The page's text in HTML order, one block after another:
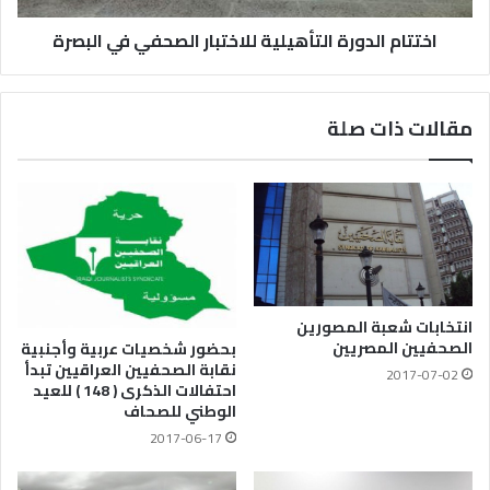
اختتام الدورة التأهيلية للاختبار الصحفي في البصرة
مقالات ذات صلة
انتخابات شعبة المصورين
الصحفيين المصريين
2017-07-02
بحضور شخصيات عربية وأجنبية
نقابة الصحفيين العراقيين تبدأ
احتفالات الذكرى ( 148 ) للعيد
الوطني للصحاف
2017-06-17